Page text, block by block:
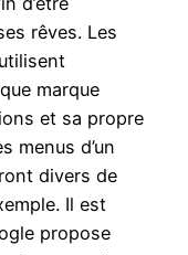
rêves. Les
marque
et sa propre
menus d’un
divers de
Il est
propose